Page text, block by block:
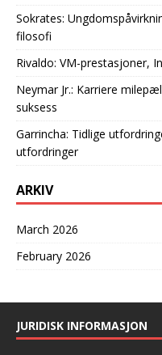
Sokrates:
filosofi
Rivaldo: VM-prestasjoner,
Neymar Jr.: Karriere
suksess
Garrincha: Tidlige
utfordringer
ARKIV
March 2026
February 2026
JURIDISK INFORMASJON